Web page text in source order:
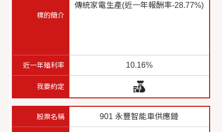
傳統家電生產(近一年報酬率-28.77%)
10.16%
901 永豐智能車供應鏈